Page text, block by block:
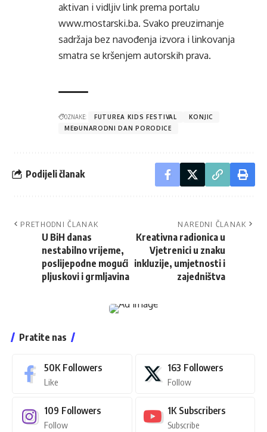
aktivan i vidljiv link prema portalu
www.mostarski.ba. Svako preuzimanje
sadržaja bez navođenja izvora i linkovanja
smatra se kršenjem autorskih prava.
OZNAKE: FUTUREA KIDS FESTIVAL
KONJIC
MEĐUNARODNI DAN PORODICE
Podijeli članak
PRETHODNI ČLANAK
U BiH danas
nestabilno vrijeme,
poslijepodne mogući
pljuskovi i grmljavina
NAREDNI ČLANAK
Kreativna radionica u
Vjetrenici u znaku
inkluzije, umjetnosti i
zajedništva
Pratite nas
50K Followers
Like
163 Followers
Follow
109 Followers
Follow
1K Subscribers
Subscribe